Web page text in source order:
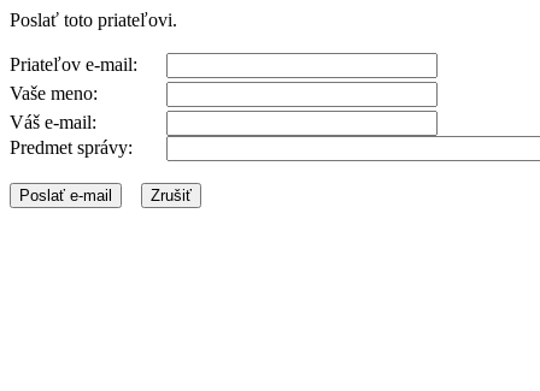
Poslať toto priateľovi.
Priateľov e-mail:
Vaše meno:
Váš e-mail:
Predmet správy: